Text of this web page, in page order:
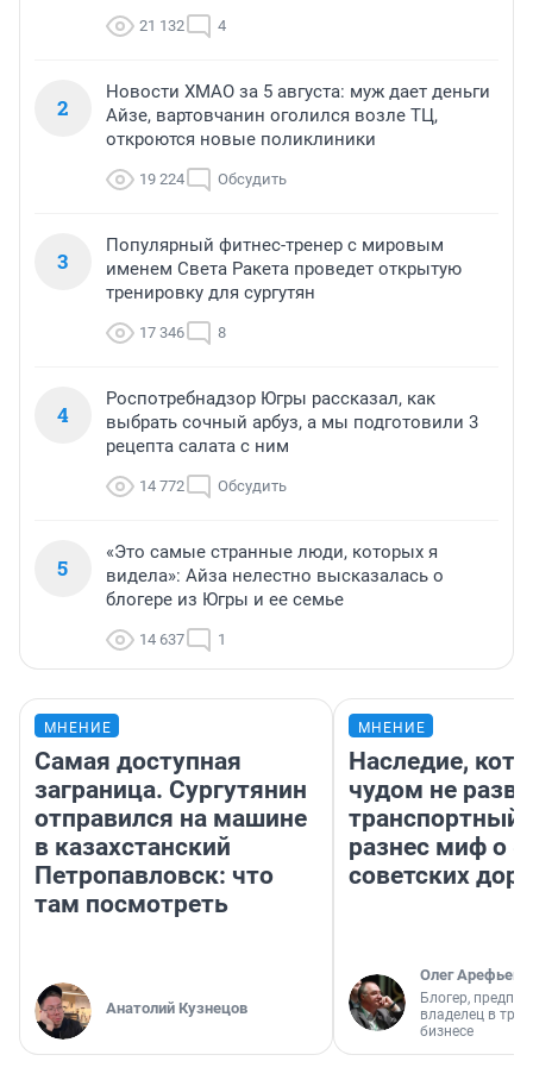
21 132 4
2
Новости ХМАО за 5 августа: муж дает деньги
Айзе, вартовчанин оголился возле ТЦ,
откроются новые поликлиники
19 224 Обсудить
3
Популярный фитнес-тренер с мировым
именем Света Ракета проведет открытую
тренировку для сургутян
17 346 8
4
Роспотребнадзор Югры рассказал, как
выбрать сочный арбуз, а мы подготовили 3
рецепта салата с ним
14 772 Обсудить
5
«Это самые странные люди, которых я
видела»: Айза нелестно высказалась о
блогере из Югры и ее семье
14 637 1
МНЕНИЕ
Самая доступная
заграница. Сургутянин
отправился на машине
в казахстанский
Петропавловск: что
там посмотреть
Анатолий Кузнецов
МНЕНИЕ
Наследие,
чудом не
транспортный
разнес миф о
советских
Олег Арефьев
Блогер,
владелец в
бизнесе